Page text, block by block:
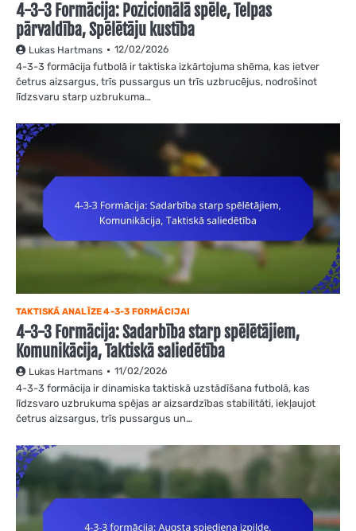
4-3-3 Formācija: Pozicionālā spēle, Telpas
pārvaldība, Spēlētāju kustība
Lukas Hartmans 12/02/2026
4-3-3 formācija futbolā ir taktiska izkārtojuma shēma, kas ietver
četrus aizsargus, trīs pussargus un trīs uzbrucējus, nodrošinot
līdzsvaru starp uzbrukuma…
TAKTISKĀ ANALĪZE 4-3-3 FORMĀCIJAI
4-3-3 Formācija: Sadarbība starp spēlētājiem,
Komunikācija, Taktiskā saliedētība
Lukas Hartmans 11/02/2026
4-3-3 formācija ir dinamiska taktiskā uzstādīšana futbolā, kas
līdzsvaro uzbrukuma spējas ar aizsardzības stabilitāti, iekļaujot
četrus aizsargus, trīs pussargus un…